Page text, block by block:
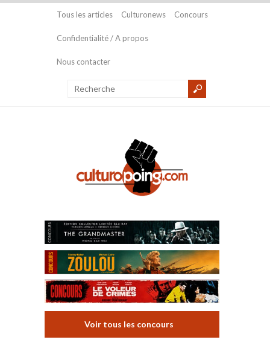
Tous les articles Culturonews Concours
Confidentialité / A propos
Nous contacter
Voir tous les concours